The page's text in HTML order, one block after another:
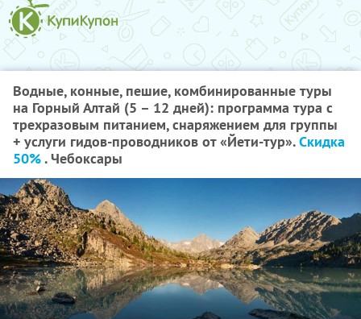
Водные, конные, пешие, комбинированные туры
на Горный Алтай (5 – 12 дней): программа тура с
трехразовым питанием, снаряжением для группы
+ услуги гидов-проводников от «Йети-тур».Скидка
50%. Чебоксары